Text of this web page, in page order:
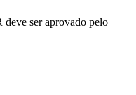
deve ser aprovado pelo